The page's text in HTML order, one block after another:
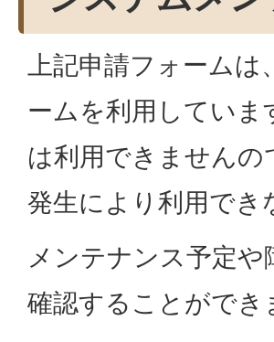
上記申請フォーム
ームを利用してい
は利用できません
発生により利用でき
メンテナンス予定
確認することができ